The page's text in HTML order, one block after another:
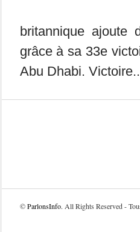
britannique ajoute
grâce à sa 33e
Abu Dhabi.
©ParlonsInfo. All Rights Reserved -